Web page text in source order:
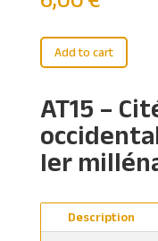
Add to cart
l
e
r
n
a
v
AT15 –
Ier
Description